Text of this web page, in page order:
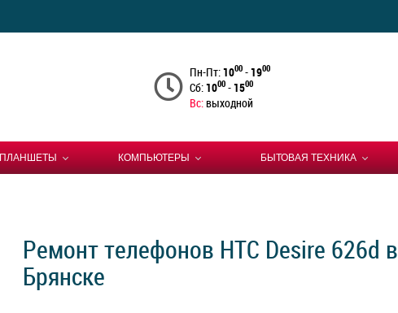
Пн-Пт:1000-1900
Сб:1000-1500
Вс:выходной
ПЛАНШЕТЫ КОМПЬЮТЕРЫ БЫТОВАЯ ТЕХНИКА
Ремонт телефонов HTC Desire 626d в
Брянске